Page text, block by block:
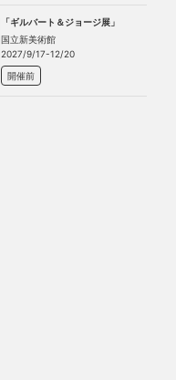
「ギルバート＆ジョージ展」
国立新美術館
2027/9/17-12/20
開催前